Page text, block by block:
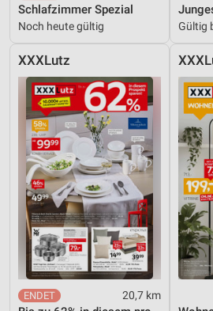
Schlafzimmer Spezial
Noch heute gültig Gültig
XXXLutz
20,7 km
IAB-Besonderheiten:
Geräte anhand von aktiv
Informationen identifizieren
Nicht-IAB-Verarbeitungszwecke:
Notwendig
Performance
Funktional
Werbung